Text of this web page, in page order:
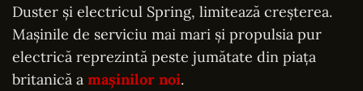
Duster și electricul Spring, limitează creșterea.
Mașinile de serviciu mai mari și propulsia pur
electrică reprezintă peste jumătate din piața
britanică a mașinilor noi.